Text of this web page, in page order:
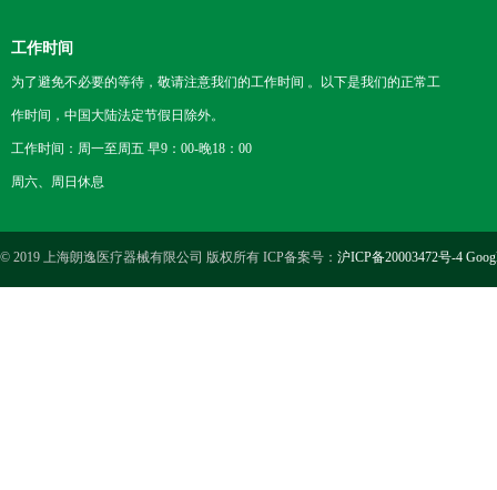
工作时间
为了避免不必要的等待，敬请注意我们的工作时间 。以下是我们的正常工
作时间，中国大陆法定节假日除外。
工作时间：周一至周五 早9：00-晚18：00
周六、周日休息
© 2019 上海朗逸医疗器械有限公司 版权所有 ICP备案号： 沪ICP备20003472号-4